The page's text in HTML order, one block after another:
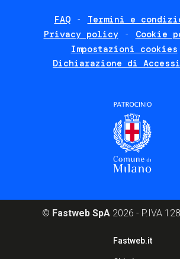
FAQ
Termini e
Privacy policy
Cookie
Impostazioni cookies
Dichiarazione di
© Fastweb SpA 2026 - P.IVA
Fastweb.it